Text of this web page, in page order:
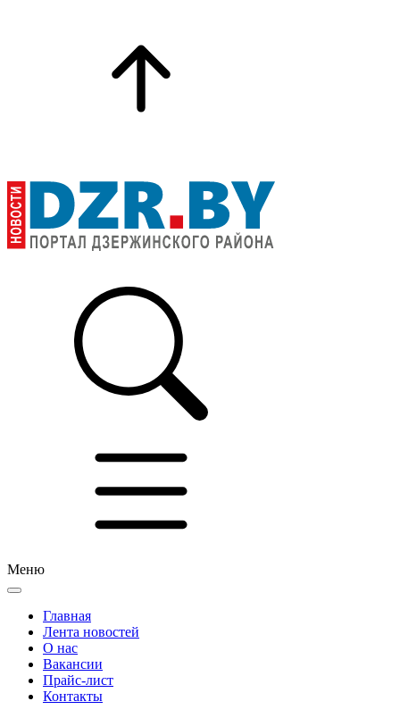
Меню
Главная
Лента новостей
О нас
Вакансии
Прайс-лист
Контакты